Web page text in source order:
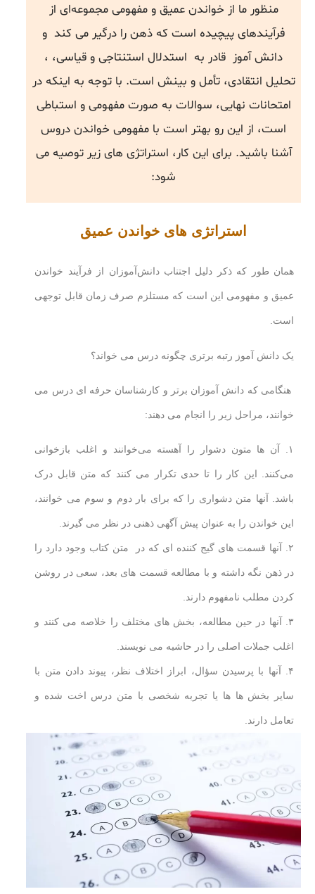
منظور ما از خواندن عمیق و مفهومی مجموعه‌ای از
فرآیندهای پیچیده است که ذهن را درگیر می کند و
دانش آموز قادر به استدلال استنتاجی و قیاسی، ،
تحلیل انتقادی، تأمل و بینش است. با توجه به اینکه در
امتحانات نهایی، سوالات به صورت مفهومی و استباطی
است، از این رو بهتر است با مفهومی خواندن دروس
آشنا باشید. برای این کار، استراتژی های زیر توصیه می
شود:
استراتژی های خواندن عمیق
همان طور که ذکر دلیل اجتناب دانش‌آموزان از فرآیند خواندن
عمیق و مفهومی این است که مستلزم صرف زمان قابل توجهی
است.
یک دانش آموز رتبه برتری چگونه درس می خواند؟
هنگامی که دانش آموزان برتر و کارشناسان حرفه ای درس می
خوانند، مراحل زیر را انجام می دهند:
۱. آن ها متون دشوار را آهسته می‌خوانند و اغلب بازخوانی
می‌کنند. این کار را تا حدی تکرار می کنند که متن قابل درک
باشد. آنها متن دشواری را که برای بار دوم و سوم می خوانند،
این خواندن را به عنوان پیش آگهی ذهنی در نظر می گیرند.
۲. آنها قسمت های گیج کننده ای که در متن کتاب وجود دارد را
در ذهن نگه داشته و با مطالعه قسمت های بعد، سعی در روشن
کردن مطلب نامفهوم دارند.
۳. آنها در حین مطالعه، بخش های مختلف را خلاصه می کنند و
اغلب جملات اصلی را در حاشیه می نویسند.
۴. آنها با پرسیدن سؤال، ابراز اختلاف نظر، پیوند دادن متن با
سایر بخش ها ها یا تجربه شخصی با متن درس اخت شده و
تعامل دارند.